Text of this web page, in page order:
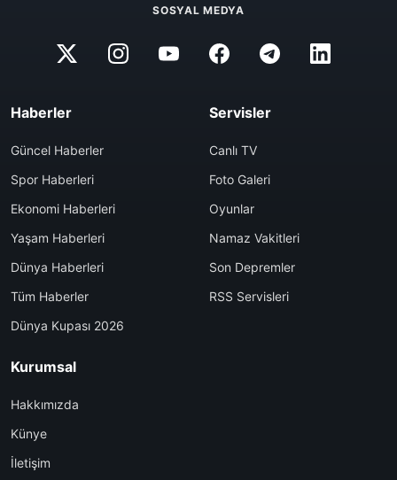
SOSYAL MEDYA
Haberler
Güncel Haberler
Spor Haberleri
Ekonomi Haberleri
Yaşam Haberleri
Dünya Haberleri
Tüm Haberler
Dünya Kupası 2026
Servisler
Canlı TV
Foto Galeri
Oyunlar
Namaz Vakitleri
Son Depremler
RSS Servisleri
Kurumsal
Hakkımızda
Künye
İletişim